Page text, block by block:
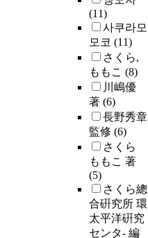
(11)
사쿠라모
모코 (11)
さくら,
ももこ (8)
川嶋優
著 (6)
長野秀章
監修 (6)
さくら
ももこ 著
(5)
さくら總
合硏究所 環
太平洋硏究
センタ- 編